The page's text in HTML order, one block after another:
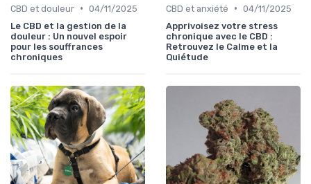
CBD et douleur • 04/11/2025
Le CBD et la gestion de la
douleur : Un nouvel espoir
pour les souffrances
chroniques
CBD et anxiété • 04/11/2025
Apprivoisez votre stress
chronique avec le CBD :
Retrouvez le Calme et la
Quiétude